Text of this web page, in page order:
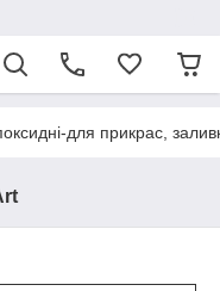
для прикрас,